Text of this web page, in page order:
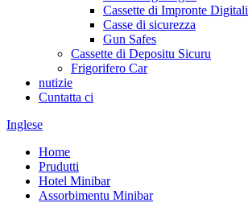
Cassette di Impronte Digitali
Casse di sicurezza
Gun Safes
Cassette di Depositu Sicuru
Frigorifero Car
nutizie
Cuntatta ci
Inglese
Home
Prudutti
Hotel Minibar
Assorbimentu Minibar